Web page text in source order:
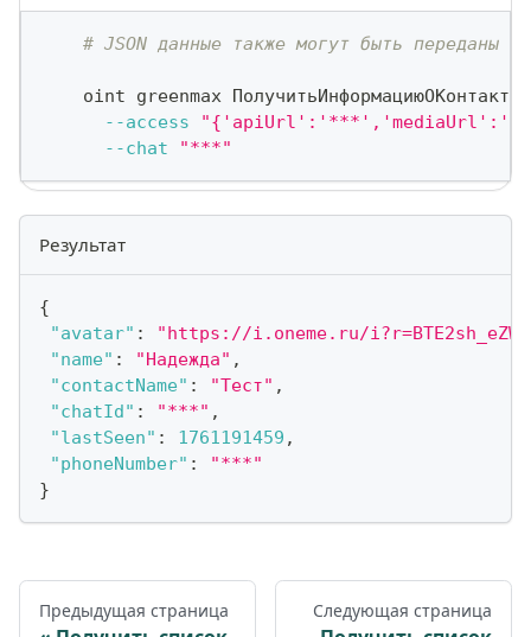
# JSON данные также могут быть переданы
    oint greenmax ПолучитьИнформациюОКонтакте
--access
--chat
"***"
Результат
{
"avatar" :
"https://i.oneme.ru/
"name" : "Надежда" ,
"contactName" : "Тест" ,
"chatId" : "***" ,
"lastSeen" : 1761191459 ,
"phoneNumber" :
"***"
}
Предыдущая страница Следующая страница